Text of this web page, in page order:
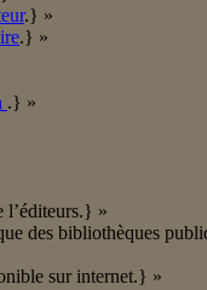
.} »
.} »
.} »
l’éditeurs.} »
des bibliothèques
sur internet.} »